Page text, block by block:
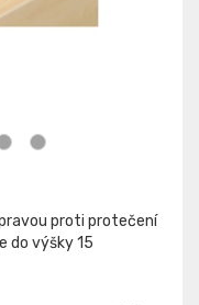
proti protečení
do výšky 15